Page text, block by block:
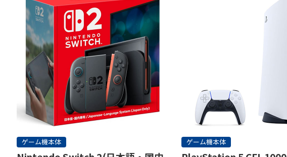
ゲーム機本体 ゲーム機本体